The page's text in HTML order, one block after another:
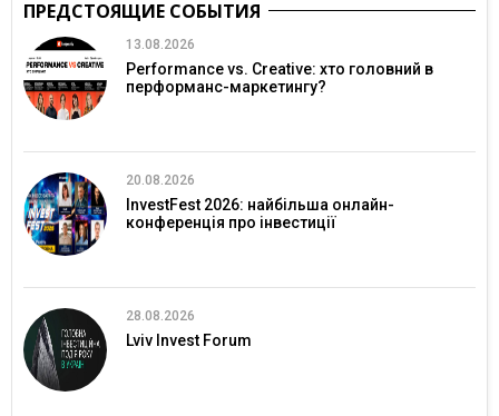
ПРЕДСТОЯЩИЕ СОБЫТИЯ
13.08.2026
Performance vs. Creative: хто головний в
перформанс-маркетингу?
20.08.2026
InvestFest 2026: найбільша онлайн-
конференція про інвестиції
28.08.2026
Lviv Invest Forum